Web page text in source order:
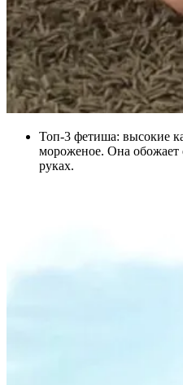
Топ-3 фетиша: высокие
мороженое. Она обожает
руках.